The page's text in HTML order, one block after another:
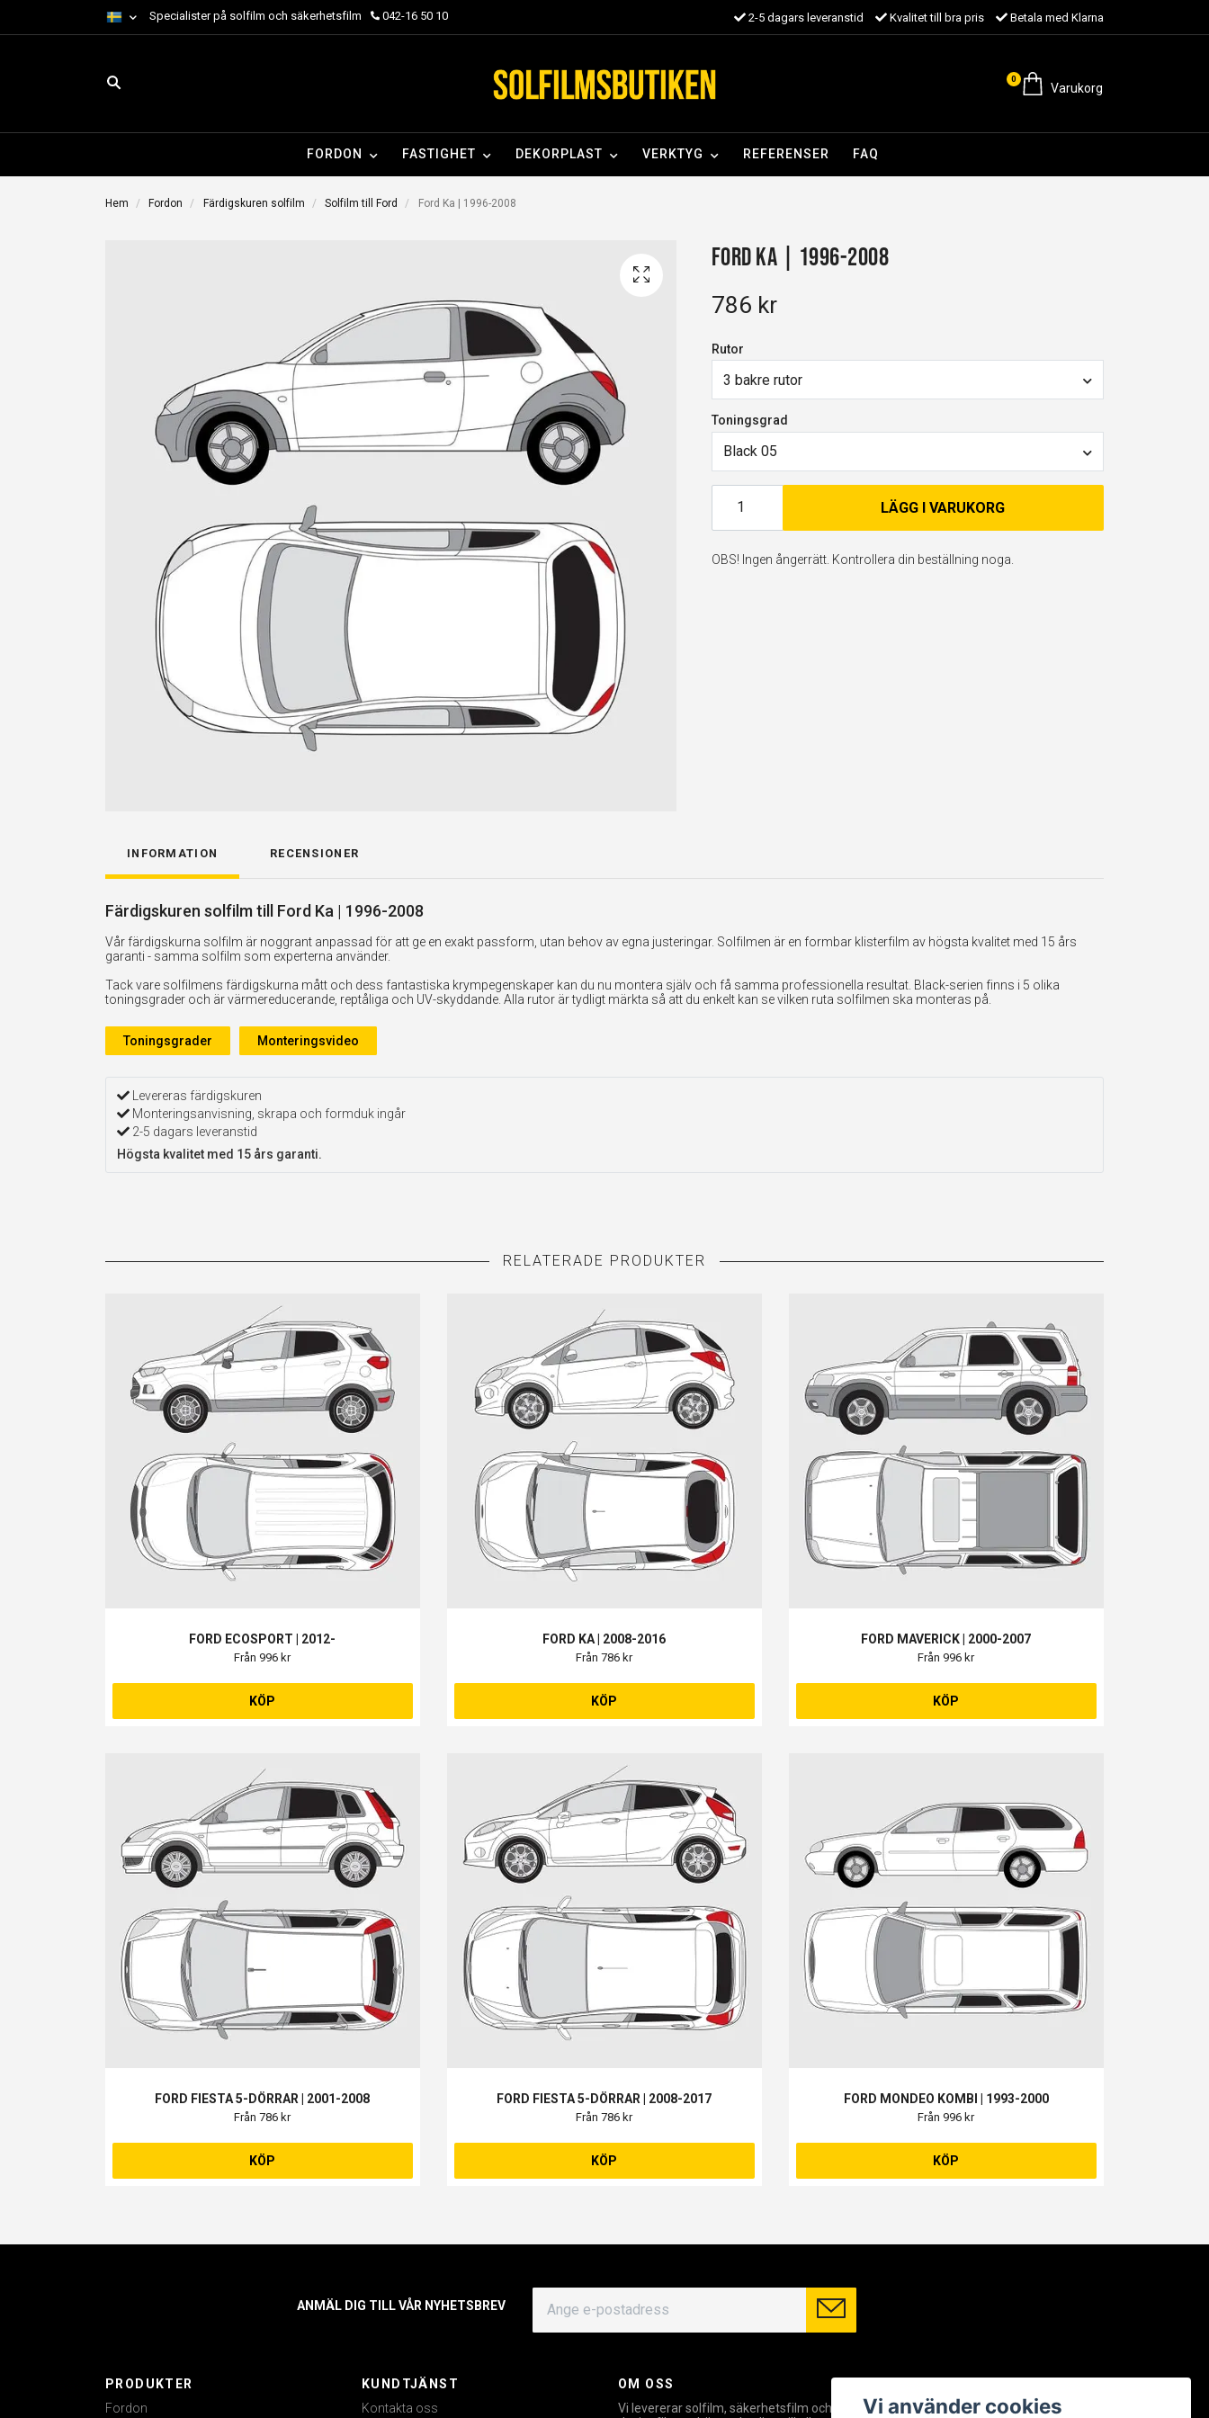
Specialister på solfilm och säkerhetsfilm 042-16 50 10 2-5 dagars leveranstid Kvalitet till bra pris Betala med Klarna
0
Varukorg
FORDON FASTIGHET DEKORPLAST VERKTYG REFERENSER FAQ
Hem Fordon Färdigskuren solfilm Solfilm till Ford Ford Ka | 1996-2008
Ford Ka | 1996-2008
786 kr
Rutor
3 bakre rutor
Toningsgrad
Black 05
LÄGG I VARUKORG
OBS! Ingen ångerrätt. Kontrollera din beställning noga.
INFORMATION RECENSIONER
Färdigskuren solfilm till Ford Ka | 1996-2008
Vår färdigskurna solfilm är noggrant anpassad för att ge en exakt passform, utan behov av egna justeringar. Solfilmen är en formbar klisterfilm av högsta kvalitet med 15 års
garanti - samma solfilm som experterna använder.
Tack vare solfilmens färdigskurna mått och dess fantastiska krympegenskaper kan du nu montera själv och få samma professionella resultat. Black-serien finns i 5 olika
toningsgrader och är värmereducerande, reptåliga och UV-skyddande. Alla rutor är tydligt märkta så att du enkelt kan se vilken ruta solfilmen ska monteras på.
Toningsgrader Monteringsvideo
Levereras färdigskuren
Monteringsanvisning, skrapa och formduk ingår
2-5 dagars leveranstid
Högsta kvalitet med 15 års garanti.
FORD ECOSPORT | 2012-
Från 996 kr
KÖP
FORD KA | 2008-2016
Från 786 kr
KÖP
FORD MAVERICK | 2000-2007
Från 996 kr
KÖP
FORD FIESTA 5-DÖRRAR | 2001-2008
Från 786 kr
KÖP
FORD FIESTA 5-DÖRRAR | 2008-2017
Från 786 kr
KÖP
FORD MONDEO KOMBI | 1993-2000
Från 996 kr
KÖP
ANMÄL DIG TILL VÅR NYHETSBREV
PRODUKTER
Fordon
KUNDTJÄNST
Kontakta oss
OM OSS
Vi levererar solfilm, säkerhetsfilm och
Facebook
Vi använder cookies